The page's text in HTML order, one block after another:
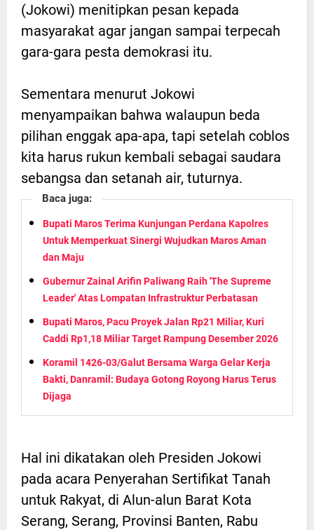
(Jokowi) menitipkan pesan kepada
masyarakat agar jangan sampai terpecah
gara-gara pesta demokrasi itu.
Sementara menurut Jokowi
menyampaikan bahwa walaupun beda
pilihan enggak apa-apa, tapi setelah coblos
kita harus rukun kembali sebagai saudara
sebangsa dan setanah air, tuturnya.
Baca juga:
Bupati Maros Terima Kunjungan Perdana Kapolres
Untuk Memperkuat Sinergi Wujudkan Maros Aman
dan Maju
Gubernur Zainal Arifin Paliwang Raih 'The Supreme
Leader' Atas Lompatan Infrastruktur Perbatasan
Bupati Maros, Pacu Proyek Jalan Rp21 Miliar, Kuri
Caddi Rp1,18 Miliar Target Rampung Desember 2026
Koramil 1426-03/Galut Bersama Warga Gelar Kerja
Bakti, Danramil: Budaya Gotong Royong Harus Terus
Dijaga
Hal ini dikatakan oleh Presiden Jokowi
pada acara Penyerahan Sertifikat Tanah
untuk Rakyat, di Alun-alun Barat Kota
Serang, Serang, Provinsi Banten, Rabu